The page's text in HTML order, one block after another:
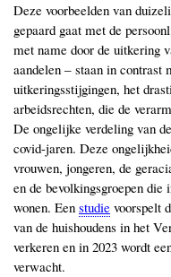
Deze voorbeelden van
gepaard gaat met de
met name door de uitkering
aandelen ‒ staan in contrast
uitkeringsstijgingen, het
arbeidsrechten, die de
De ongelijke verdeling van
covid-jaren. Deze
vrouwen, jongeren, de
en de bevolkingsgroepen die
wonen. Een studie voorspelt
van de huishoudens in het
verkeren en in 2023 wordt
verwacht.